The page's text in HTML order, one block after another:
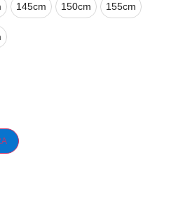
145cm 150cm 155cm